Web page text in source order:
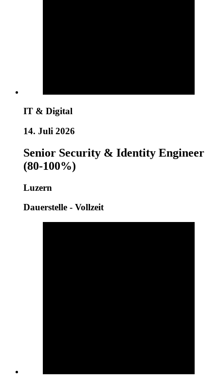
IT & Digital
14. Juli 2026
Senior Security & Identity Engineer
(80-100%)
Luzern
Dauerstelle - Vollzeit